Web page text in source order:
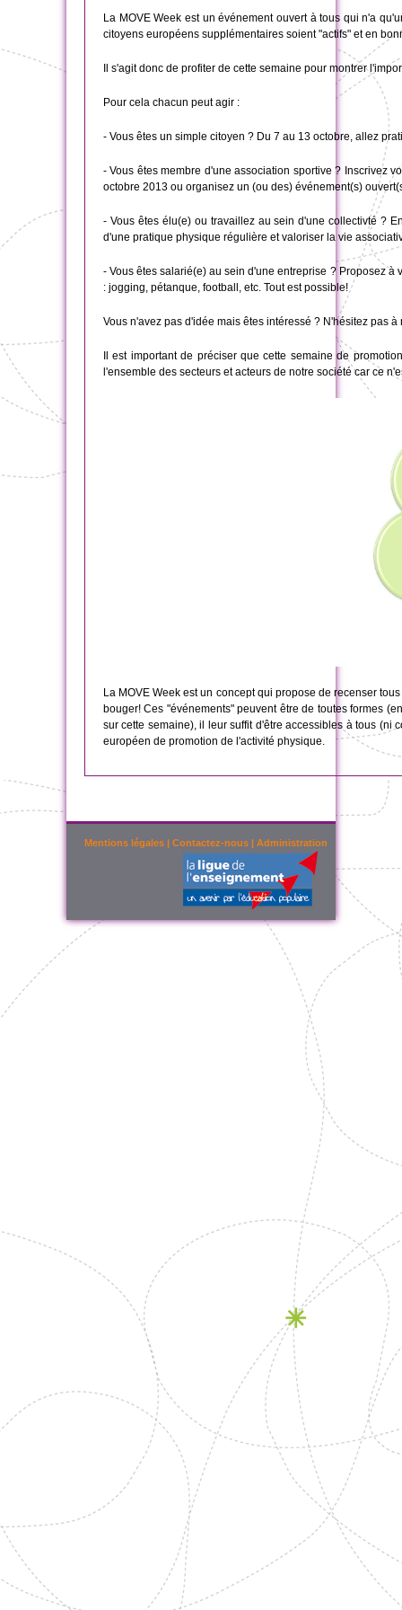
La MOVE Week est un événement ouvert à tous qui n'a
citoyens européens supplémentaires soient "actifs" et en
Il s'agit donc de profiter de cette semaine pour montrer
Pour cela chacun peut agir :
- Vous êtes un simple citoyen ? Du 7 au 13 octobre, allez
- Vous êtes membre d'une association sportive ? Inscrivez
octobre 2013 ou organisez un (ou des) événement(s)
- Vous êtes élu(e) ou travaillez au sein d'une collectivté ?
d'une pratique physique régulière et valoriser la vie
- Vous êtes salarié(e) au sein d'une entreprise ? Proposez
: jogging, pétanque, football, etc. Tout est possible!
Vous n'avez pas d'idée mais êtes intéressé ? N'hésitez pas
Il est important de préciser que cette semaine de
l'ensemble des secteurs et acteurs de notre société car ce
La MOVE Week est un concept qui propose de recenser
bouger! Ces "événements" peuvent être de toutes formes
sur cette semaine), il leur suffit d'être accessibles à tous (ni
européen de promotion de l'activité physique.
Mentions légales | Contactez-nous | Administration